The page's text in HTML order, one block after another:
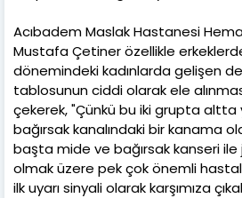
Acıbadem Maslak Hastanesi
Mustafa Çetiner özellikle
dönemindeki kadınlarda gelişen
tablosunun ciddi olarak ele
çekerek, "Çünkü bu iki grupta
bağırsak kanalındaki bir kanama
başta mide ve bağırsak kanseri ile
olmak üzere pek çok önemli
ilk uyarı sinyali olarak karşımıza